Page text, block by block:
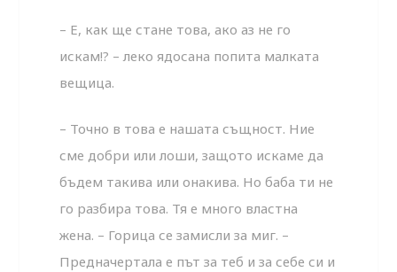
– Е, как ще стане това, ако аз не го
искам!? – леко ядосана попита малката
вещица.
– Точно в това е нашата същност. Ние
сме добри или лоши, защото искаме да
бъдем такива или онакива. Но баба ти не
го разбира това. Тя е много властна
жена. – Горица се замисли за миг. –
Предначертала е път за теб и за себе си и